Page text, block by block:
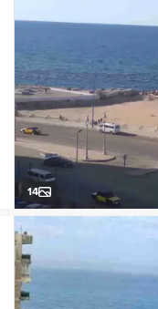
14